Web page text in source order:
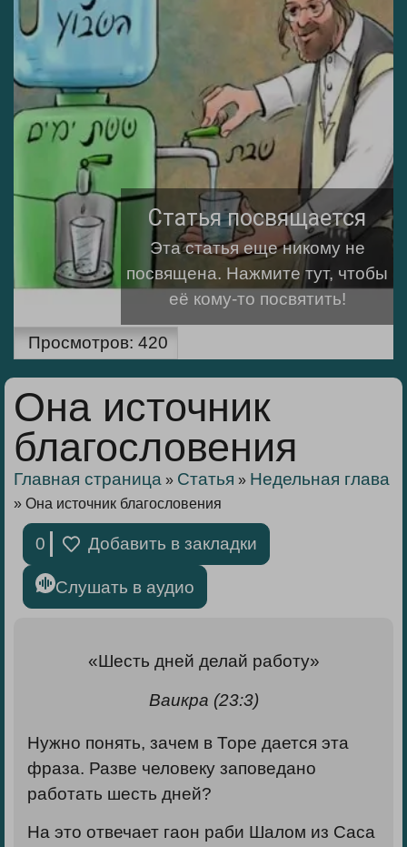
Статья посвящается
Эта статья еще никому не
посвящена. Нажмите тут, чтобы
её кому-то посвятить!
Просмотров: 420
Она источник
благословения
Главная страница » Статья » Недельная глава
» Она источник благословения
0 Добавить в закладки
Слушать в аудио
«Шесть дней делай работу»
Ваикра (23:3)
Нужно понять, зачем в Торе дается эта
фраза. Разве человеку заповедано
работать шесть дней?
На это отвечает гаон раби Шалом из Саса